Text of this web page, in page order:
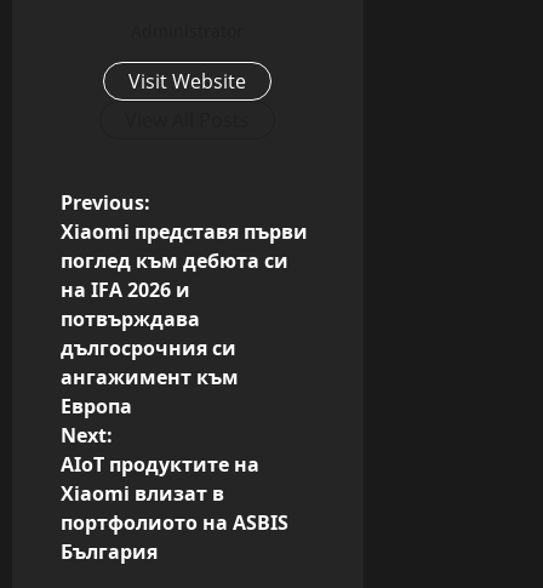
Visit Website
P
o
s
t
n
a
v
i
g
a
Previous:
Xiaomi представя първи
поглед към дебюта си
на IFA 2026 и
потвърждава
дългосрочния си
ангажимент към
Европа
Next:
AIoT продуктите на
Xiaomi влизат в
портфолиото на ASBIS
България